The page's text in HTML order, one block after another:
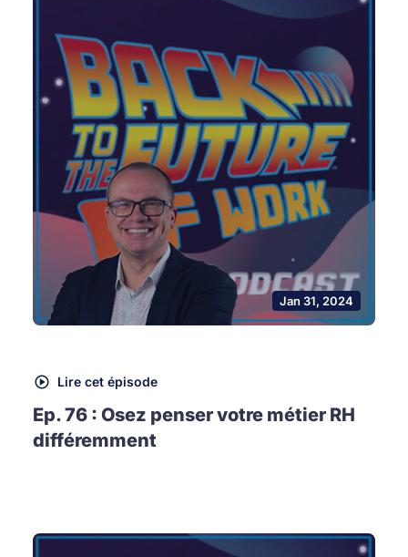
Jan 31, 2024
Lire cet épisode
Ep. 76 : Osez penser votre métier RH
différemment